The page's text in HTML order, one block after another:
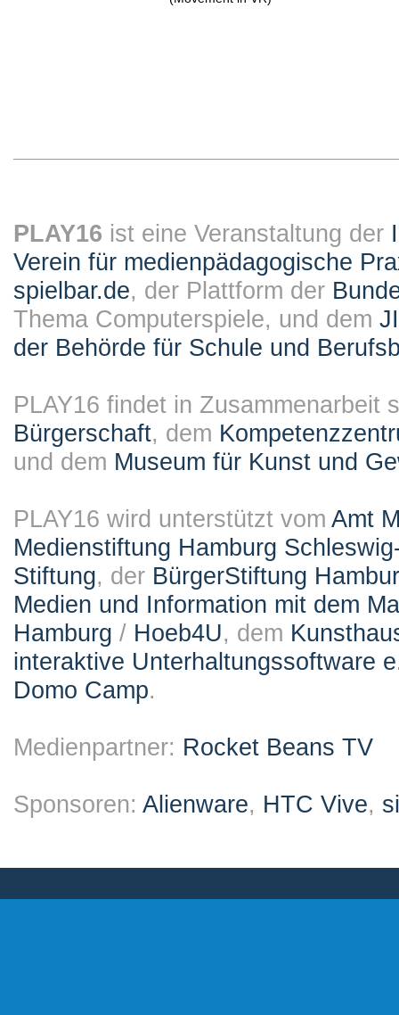
PLAY16 ist eine Veranstaltung der
Verein für medienpädagogische
spielbar.de, der Plattform der
Thema Computerspiele, und dem
der Behörde für Schule und
PLAY16 findet in Zusammenarbeit
Bürgerschaft, dem
und dem Museum für Kunst und
PLAY16 wird unterstützt vom Amt
Medienstiftung Hamburg
Stiftung, der BürgerStiftung
Medien und Information mit dem
Hamburg / Hoeb4U, dem
interaktive Unterhaltungssoftware
Domo Camp.
Medienpartner: Rocket Beans TV
Sponsoren: Alienware, HTC Vive,